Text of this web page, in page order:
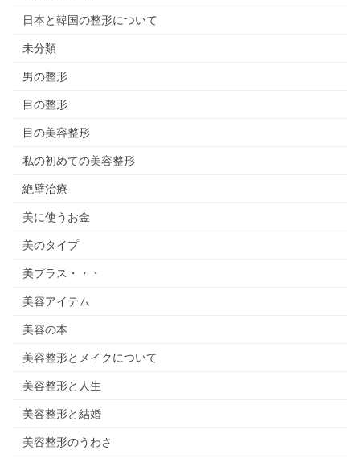
日本と韓国の整形について
未分類
男の整形
目の整形
目の美容整形
私の初めての美容整形
絶壁治療
美に使うお金
美のタイプ
美プラス・・・
美容アイテム
美容の本
美容整形とメイクについて
美容整形と人生
美容整形と結婚
美容整形のうわさ